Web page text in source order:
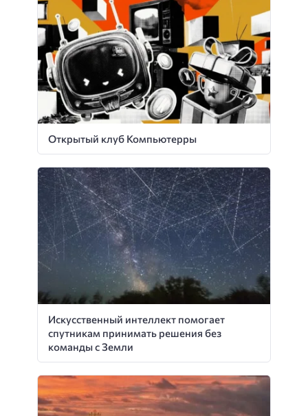
Открытый клуб Компьютерры
Искусственный интеллект помогает
спутникам принимать решения без
команды с Земли